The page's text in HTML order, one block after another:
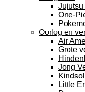
Jujutsu
One-
Oorlog en
Air
Grote
Jong
Little